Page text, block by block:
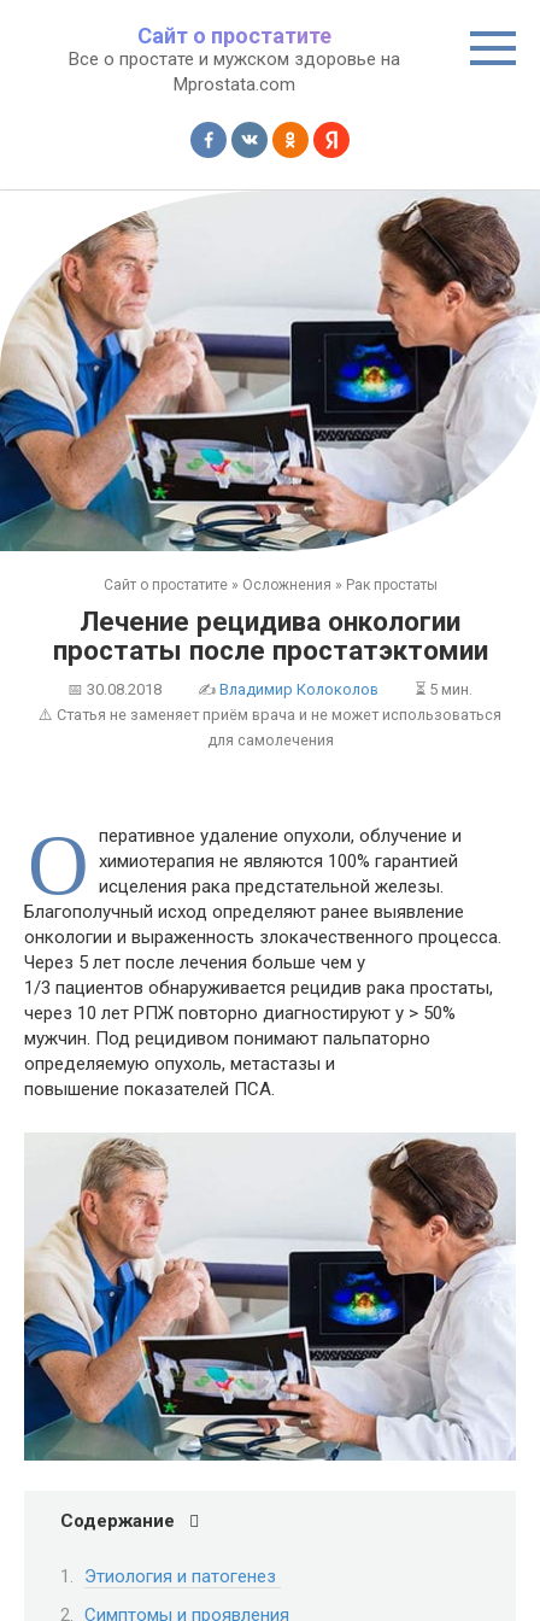
контенту
Сайт о простатите
Все о простате и мужском здоровье на
Mprostata.com
Сайт о простатите » Осложнения » Рак простаты
Лечение рецидива онкологии
простаты после простатэктомии
📅 30.08.2018 ✍ Владимир Колоколов
⏳ 5 мин.
⚠️ Статья не заменяет приём врача и не может использоваться
для самолечения
О
перативное удаление опухоли, облучение и
химиотерапия не являются 100% гарантией
исцеления рака предстательной железы.
Благополучный исход определяют ранее выявление
онкологии и выраженность злокачественного процесса.
Через 5 лет после лечения больше чем у
1/3 пациентов обнаруживается рецидив рака простаты,
через 10 лет РПЖ повторно диагностируют у > 50%
мужчин. Под рецидивом понимают пальпаторно
определяемую опухоль, метастазы и
повышение показателей ПСА.
Содержание
Этиология и патогенез
Симптомы и проявления